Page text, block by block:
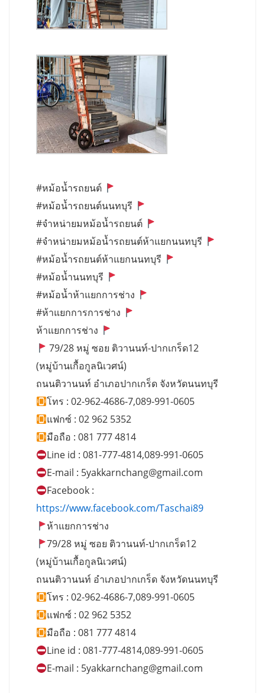
#หม้อน้ำรถยนต์
#หม้อน้ำรถยนต์นนทบุรี
#จำหน่ายมหม้อน้ำรถยนต์
#จำหน่ายมหม้อน้ำรถยนต์ห้าแยกนนทบุรี
#หม้อน้ำรถยนต์ห้าแยกนนทบุรี
#หม้อน้ำนนทบุรี
#หม้อน้ำห้าแยกการช่าง
#ห้าแยกการการช่าง
ห้าแยกการช่าง
79/28 หมู่ ซอย ติวานนท์-ปากเกร็ด12
(หมู่บ้านเกื้อกูลนิเวศน์)
ถนนติวานนท์ อำเภอปากเกร็ด จังหวัดนนทบุรี
โทร : 02-962-4686-7,089-991-0605
แฟกซ์ : 02 962 5352
มือถือ : 081 777 4814
Line id : 081-777-4814,089-991-0605
E-mail : 5yakkarnchang@gmail.com
Facebook :
https://www.facebook.com/Taschai89
ห้าแยกการช่าง
79/28 หมู่ ซอย ติวานนท์-ปากเกร็ด12
(หมู่บ้านเกื้อกูลนิเวศน์)
ถนนติวานนท์ อำเภอปากเกร็ด จังหวัดนนทบุรี
โทร : 02-962-4686-7,089-991-0605
แฟกซ์ : 02 962 5352
มือถือ : 081 777 4814
Line id : 081-777-4814,089-991-0605
E-mail : 5yakkarnchang@gmail.com